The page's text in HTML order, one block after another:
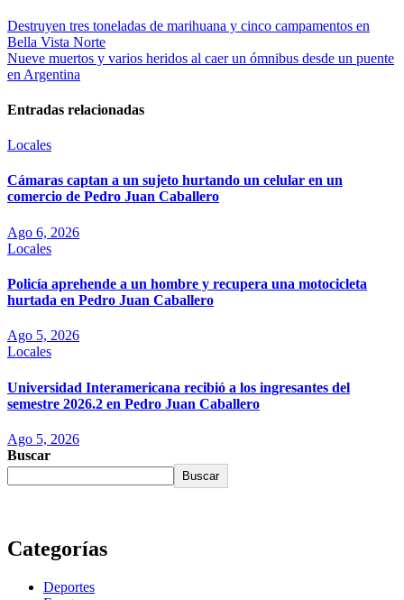
Destruyen tres toneladas de marihuana y cinco campamentos en
Bella Vista Norte
Nueve muertos y varios heridos al caer un ómnibus desde un puente
en Argentina
Entradas relacionadas
Locales
Cámaras captan a un sujeto hurtando un celular en un
comercio de Pedro Juan Caballero
Ago 6, 2026
Locales
Policía aprehende a un hombre y recupera una motocicleta
hurtada en Pedro Juan Caballero
Ago 5, 2026
Locales
Universidad Interamericana recibió a los ingresantes del
semestre 2026.2 en Pedro Juan Caballero
Ago 5, 2026
Buscar
Buscar
Categorías
Deportes